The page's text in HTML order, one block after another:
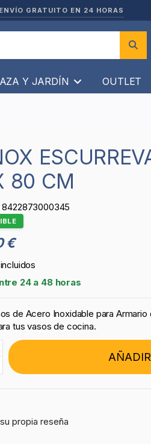
ENVÍO GRATUITO EN 24 HORAS
Y JARDÍN OUTLET
80 CM
8422873000345
€
24 a 48 horas
de Acero Inoxidable para
tus vasos de cocina.
propia reseña